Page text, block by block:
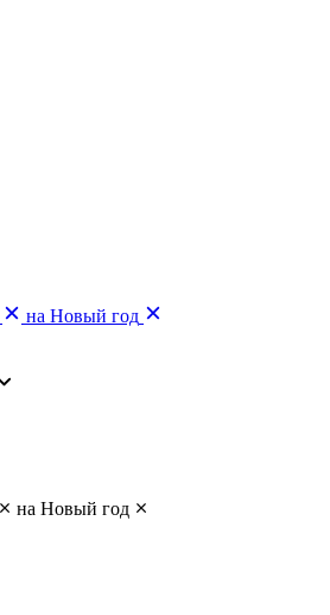
на Новый год
на Новый год